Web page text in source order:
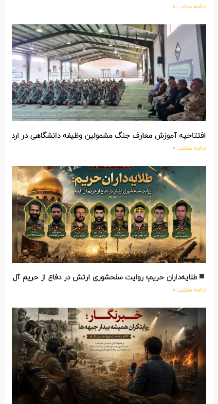
ادامه مطلب »
افتتاحیه آموزش معارف جنگ مشمولین وظیفه دانشگاهی در
ادامه مطلب »
طلایه‌داران حریم؛ روایت سلحشوری ارتش در دفاع از حریم آل‌الله
ادامه مطلب »